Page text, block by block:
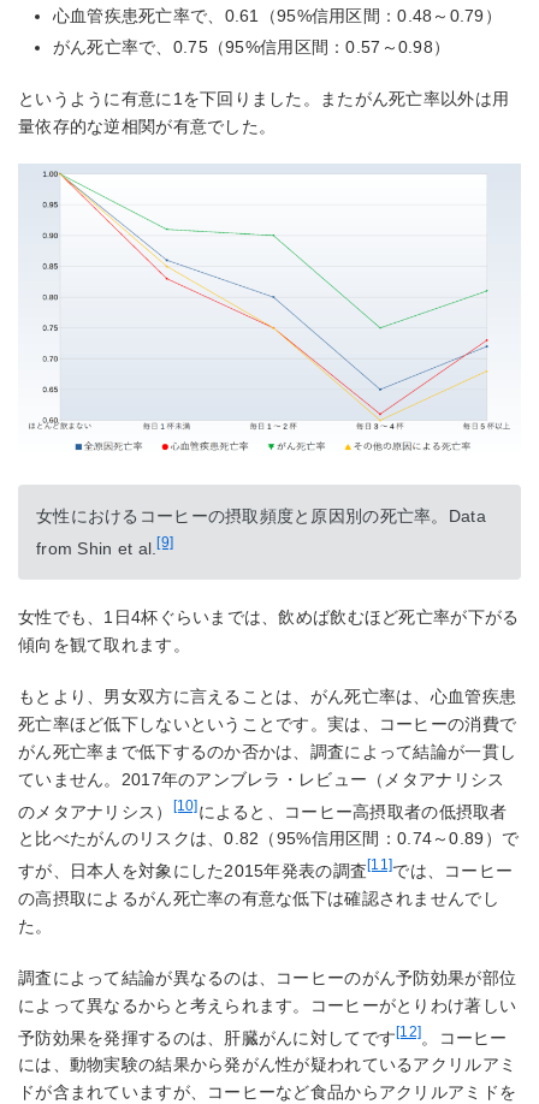
心血管疾患死亡率で、0.61（95%信用区間：0.48～0.79）
がん死亡率で、0.75（95%信用区間：0.57～0.98）
というように有意に1を下回りました。またがん死亡率以外は用
量依存的な逆相関が有意でした。
女性におけるコーヒーの摂取頻度と原因別の死亡率。Data
from Shin et al.[9]
女性でも、1日4杯ぐらいまでは、飲めば飲むほど死亡率が下がる
傾向を観て取れます。
もとより、男女双方に言えることは、がん死亡率は、心血管疾患
死亡率ほど低下しないということです。実は、コーヒーの消費で
がん死亡率まで低下するのか否かは、調査によって結論が一貫し
ていません。2017年のアンブレラ・レビュー（メタアナリシス
のメタアナリシス）
[10]によると、コーヒー高摂取者の低摂取者
と比べたがんのリスクは、0.82（95%信用区間：0.74～0.89）で
すが、日本人を対象にした2015年発表の調査[11]では、コーヒー
の高摂取によるがん死亡率の有意な低下は確認されませんでし
た。
調査によって結論が異なるのは、コーヒーのがん予防効果が部位
によって異なるからと考えられます。コーヒーがとりわけ著しい
予防効果を発揮するのは、肝臓がんに対してです[12]。コーヒー
には、動物実験の結果から発がん性が疑われているアクリルアミ
ドが含まれていますが、コーヒーなど食品からアクリルアミドを